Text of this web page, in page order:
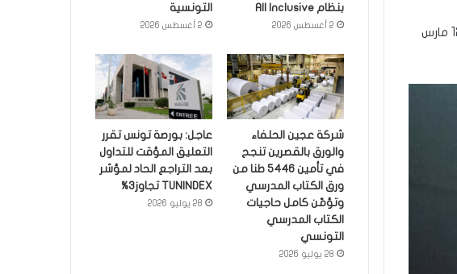
وحصلت شركة اتصالات تونس على الجائزة في فئة شركات الاتصالات وخدمات الإنترنت، وذلك عن إعلان في 12 مارس
بنظام All Inclusive
2 أغسطس 2026
التونسية
2 أغسطس 2026
شركة عجين الحلفاء
والورق بالقصرين تنجح
في تأمين 5446 طنا من
ورق الكتاب المدرسي
وتؤمّن كامل حاجيات
الكتاب المدرسي
التونسي
28 يوليو 2026
عاجل: بورصة تونس تقرر
التعليق المؤقت للتداول
بعد التراجع الحاد لمؤشر
TUNINDEX تجاوز3%
28 يوليو 2026